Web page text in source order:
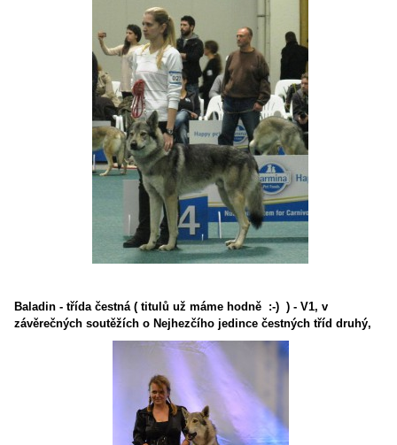
Baladin - třída čestná ( titulů už máme hodně :-) ) - V1, v
závěrečných soutěžích o Nejhezčího jedince čestných tříd druhý,